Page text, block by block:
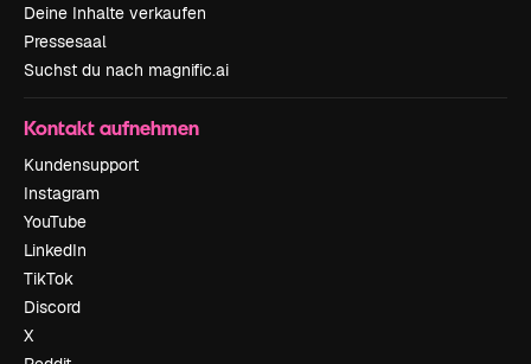
Deine Inhalte verkaufen
Pressesaal
Suchst du nach magnific.ai
Kontakt aufnehmen
Kundensupport
Instagram
YouTube
LinkedIn
TikTok
Discord
X